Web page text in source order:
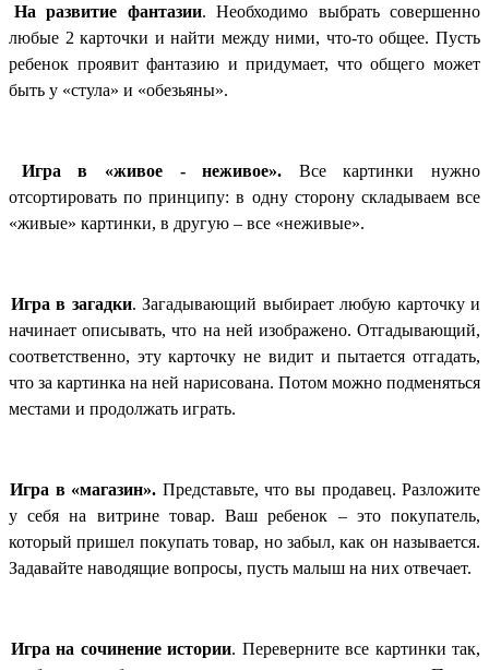
На развитие фантазии. Необходимо выбрать совершенно
любые 2 карточки и найти между ними, что-то общее. Пусть
ребенок проявит фантазию и придумает, что общего может
быть у «стула» и «обезьяны».
Игра в «живое - неживое». Все картинки нужно
отсортировать по принципу: в одну сторону складываем все
«живые» картинки, в другую – все «неживые».
Игра в загадки. Загадывающий выбирает любую карточку и
начинает описывать, что на ней изображено. Отгадывающий,
соответственно, эту карточку не видит и пытается отгадать,
что за картинка на ней нарисована. Потом можно подменяться
местами и продолжать играть.
Игра в «магазин». Представьте, что вы продавец. Разложите
у себя на витрине товар. Ваш ребенок – это покупатель,
который пришел покупать товар, но забыл, как он называется.
Задавайте наводящие вопросы, пусть малыш на них отвечает.
Игра на сочинение истории. Переверните все картинки так,